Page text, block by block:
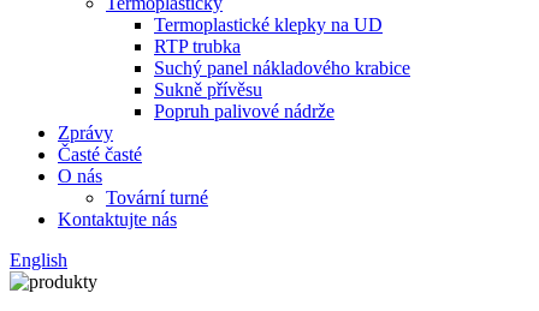
Termoplastické klepky na UD
RTP trubka
Suchý panel nákladového krabice
Sukně přívěsu
Popruh palivové nádrže
Zprávy
Časté časté
O nás
Tovární turné
Kontaktujte nás
English